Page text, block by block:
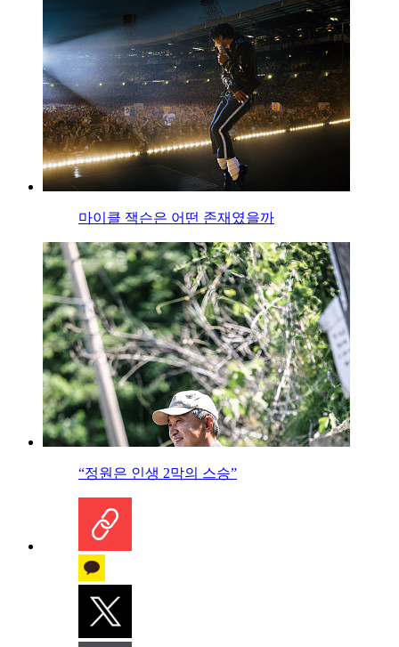
마이클 잭슨은 어떤 존재였을까
“정원은 인생 2막의 스승”